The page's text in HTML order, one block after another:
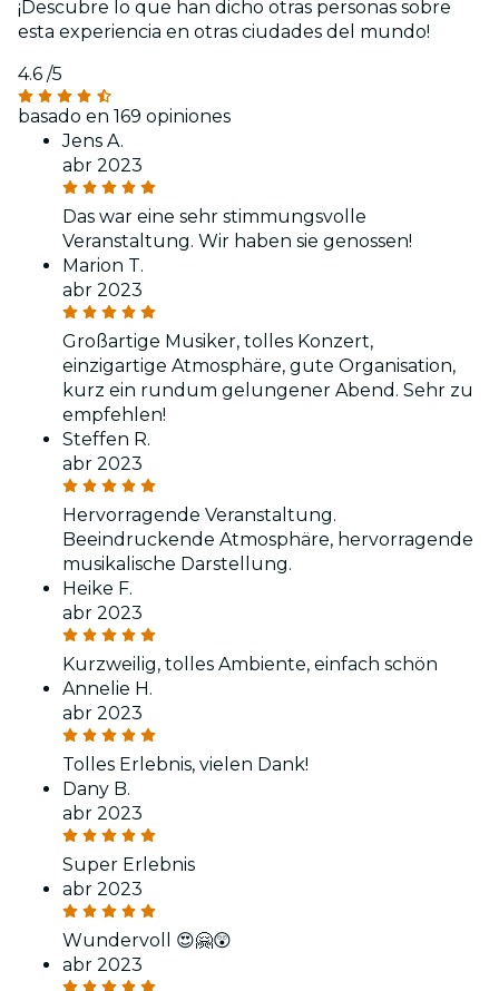
¡Descubre lo que han dicho otras personas sobre
esta experiencia en otras ciudades del mundo!
4.6 /5
basado en 169 opiniones
Jens A.
abr 2023
Das war eine sehr stimmungsvolle
Veranstaltung. Wir haben sie genossen!
Marion T.
abr 2023
Großartige Musiker, tolles Konzert,
einzigartige Atmosphäre, gute Organisation,
kurz ein rundum gelungener Abend. Sehr zu
empfehlen!
Steffen R.
abr 2023
Hervorragende Veranstaltung.
Beeindruckende Atmosphäre, hervorragende
musikalische Darstellung.
Heike F.
abr 2023
Kurzweilig, tolles Ambiente, einfach schön
Annelie H.
abr 2023
Tolles Erlebnis, vielen Dank!
Dany B.
abr 2023
Super Erlebnis
abr 2023
Wundervoll 😍🤗😲
abr 2023